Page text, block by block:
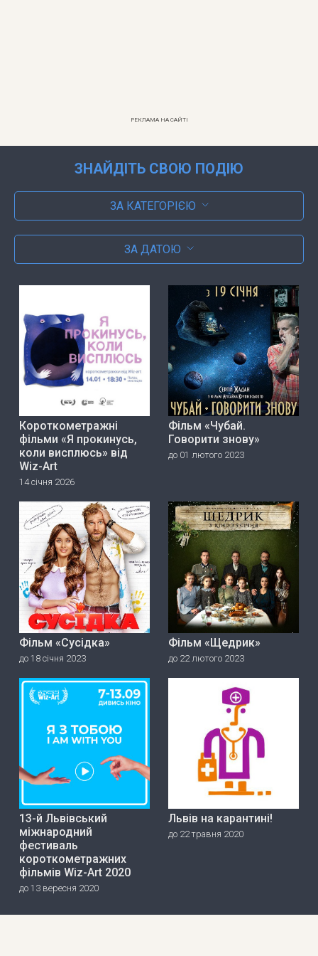
РЕКЛАМА НА САЙТІ
ЗНАЙДІТЬ СВОЮ ПОДІЮ
ЗА КАТЕГОРІЄЮ
ЗА ДАТОЮ
Короткометражні
фільми «Я прокинусь,
коли висплюсь» від
Wiz-Art
14 січня 2026
Фільм «Чубай.
Говорити знову»
до 01 лютого 2023
Фільм «Сусідка»
до 18 січня 2023
Фільм «Щедрик»
до 22 лютого 2023
13-й Львівський
міжнародний
фестиваль
короткометражних
фільмів Wiz-Art 2020
до 13 вересня 2020
Львів на карантині!
до 22 травня 2020